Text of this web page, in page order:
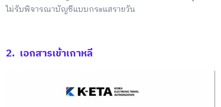
ไม่รับพิจารณาบัญชีแบบกระแสรายวัน
2. เอกสารเข้าเกาหลี